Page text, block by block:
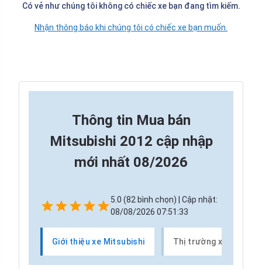
Có vẻ như chúng tôi không có chiếc xe bạn đang tìm kiếm.
Nhận thông báo khi chúng tôi có chiếc xe bạn muốn.
Thông tin Mua bán
Mitsubishi 2012 cập nhập
mới nhất 08/2026
5.0 (82 bình chọn) | Cập nhật:
08/08/2026 07:51:33
Giới thiệu xe Mitsubishi Thị trường xe